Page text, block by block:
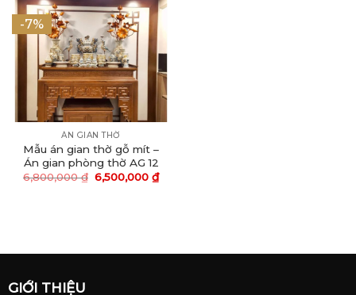
-7%
ÁN GIAN THỜ
Mẫu án gian thờ gỗ mít –
Án gian phòng thờ AG 12
6,800,000₫ 6,500,000₫
GIỚI THIỆU